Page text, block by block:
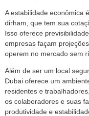
A estabilidade econômica
dirham, que tem sua
Isso oferece
empresas façam
operem no mercado sem
Além de ser um local
Dubai oferece um
residentes e
os colaboradores e suas
produtividade e